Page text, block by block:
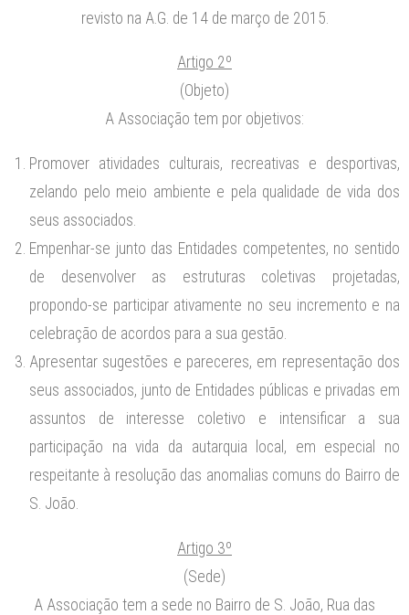
revisto na A.G. de 14 de março de 2015.
Artigo 2º
(Objeto)
A Associação tem por objetivos:
Promover atividades culturais, recreativas e desportivas,
zelando pelo meio ambiente e pela qualidade de vida dos
seus associados.
Empenhar-se junto das Entidades competentes, no sentido
de desenvolver as estruturas coletivas projetadas,
propondo-se participar ativamente no seu incremento e na
celebração de acordos para a sua gestão.
Apresentar sugestões e pareceres, em representação dos
seus associados, junto de Entidades públicas e privadas em
assuntos de interesse coletivo e intensificar a sua
participação na vida da autarquia local, em especial no
respeitante à resolução das anomalias comuns do Bairro de
S. João.
Artigo 3º
(Sede)
A Associação tem a sede no Bairro de S. João, Rua das